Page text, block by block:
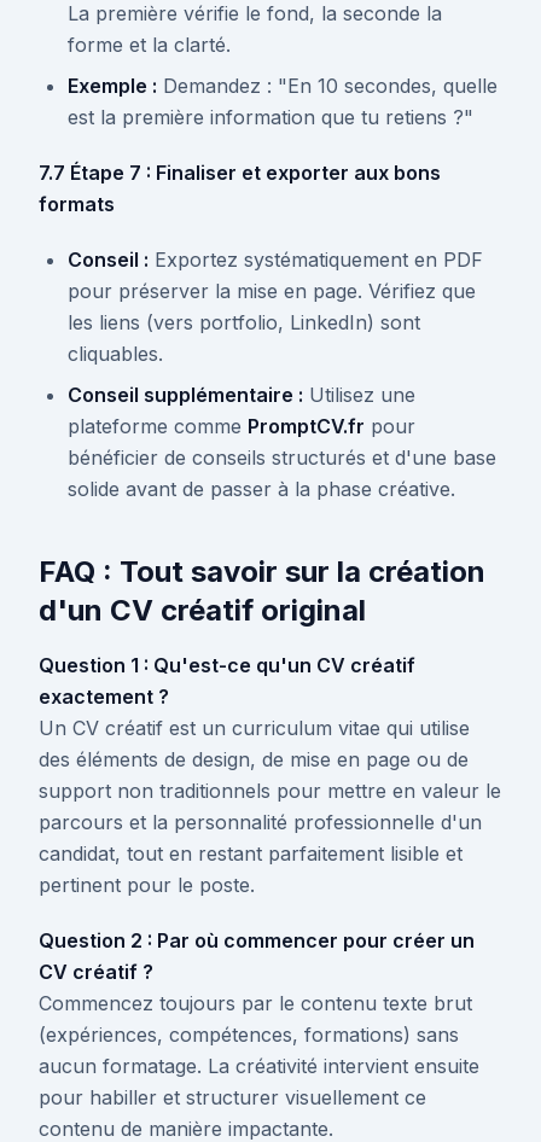
La première vérifie le fond, la seconde la
forme et la clarté.
Exemple : Demandez : "En 10 secondes, quelle
est la première information que tu retiens ?"
7.7 Étape 7 : Finaliser et exporter aux bons
formats
Conseil : Exportez systématiquement en PDF
pour préserver la mise en page. Vérifiez que
les liens (vers portfolio, LinkedIn) sont
cliquables.
Conseil supplémentaire : Utilisez une
plateforme comme PromptCV.fr pour
bénéficier de conseils structurés et d'une base
solide avant de passer à la phase créative.
FAQ : Tout savoir sur la création
d'un CV créatif original
Question 1 : Qu'est-ce qu'un CV créatif
exactement ?
Un CV créatif est un curriculum vitae qui utilise
des éléments de design, de mise en page ou de
support non traditionnels pour mettre en valeur le
parcours et la personnalité professionnelle d'un
candidat, tout en restant parfaitement lisible et
pertinent pour le poste.
Question 2 : Par où commencer pour créer un
CV créatif ?
Commencez toujours par le contenu texte brut
(expériences, compétences, formations) sans
aucun formatage. La créativité intervient ensuite
pour habiller et structurer visuellement ce
contenu de manière impactante.